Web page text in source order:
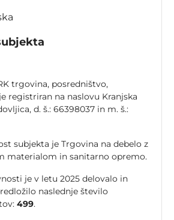
trgovina, posredništvo,
registriran na naslovu Kranjska
d. š.: 66398037 in m. š.:
subjekta je Trgovina na debelo z
materialom in sanitarno opremo.
je v letu 2025 delovalo in
naslednje število
499.